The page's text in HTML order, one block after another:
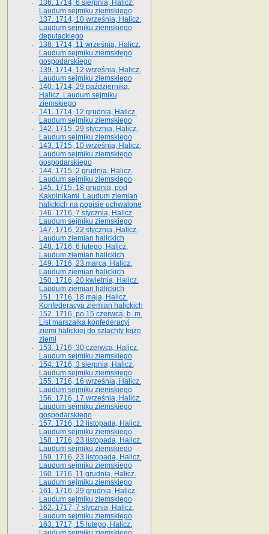
136. 1714, 6 sierpnia, Halicz.
Laudum sejmiku ziemskiego
137. 1714, 10 września, Halicz.
Laudum sejmiku ziemskiego
deputackiego
138. 1714, 11 września, Halicz.
Laudum sejmiku ziemskiego
gospodarskiego
139. 1714, 12 września, Halicz.
Laudum sejmiku ziemskiego
140. 1714, 29 października,
Halicz. Laudum sejmiku
ziemskiego
141. 1714, 12 grudnia, Halicz.
Laudum sejmiku ziemskiego
142. 1715, 29 stycznia, Halicz.
Laudum sejmiku ziemskiego
143. 1715, 10 września, Halicz.
Laudum sejmiku ziemskiego
gospodarskiego
144. 1715, 2 grudnia, Halicz.
Laudum sejmiku ziemskiego
145. 1715, 18 grudnia, pod
Kąkolnikami. Laudum ziemian
halickich na popisie uchwalone
146. 1716, 7 stycznia, Halicz.
Laudum sejmiku ziemskiego
147. 1716, 22 stycznia, Halicz.
Laudum ziemian halickich
148. 1716, 6 lutego, Halicz.
Laudum ziemian halickich
149. 1716, 23 marca, Halicz.
Laudum ziemian halickich
150. 1716, 20 kwietnia, Halicz.
Laudum ziemian halickich
151. 1716, 18 maja, Halicz.
Konfederacya ziemian halickich
152. 1716, po 15 czerwca, b. m.
List marszałka konfederacyi
ziemi halickiej do szlachty tejże
ziemi
153. 1716, 30 czerwca, Halicz.
Laudum sejmiku ziemskiego
154. 1716, 3 sierpnia, Halicz.
Laudum sejmiku ziemskiego
155. 1716, 16 września, Halicz.
Laudum sejmiku ziemskiego
156. 1716, 17 września, Halicz.
Laudum sejmiku ziemskiego
gospodarskiego
157. 1716, 12 listopada, Halicz.
Laudum sejmiku ziemskiego
158. 1716, 23 listopada, Halicz.
Laudum sejmiku ziemskiego
159. 1716, 23 listopada, Halicz.
Laudum sejmiku ziemskiego
160. 1716, 11 grudnia, Halicz.
Laudum sejmiku ziemskiego
161. 1716, 29 grudnia, Halicz.
Laudum sejmiku ziemskiego
162. 1717, 7 stycznia, Halicz.
Laudum sejmiku ziemskiego
163. 1717, 15 lutego, Halicz.